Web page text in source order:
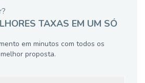
TAXAS EM UM SÓ
em minutos com todos os
proposta.